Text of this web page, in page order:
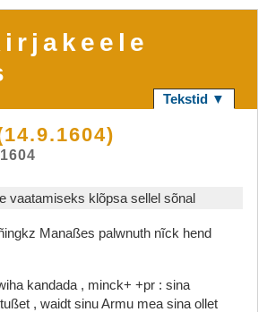
Tekstid ▼
vaatamiseks klõpsa sellel sõnal
Manaßes palwnuth nĩck hend
kandada , minck+ +pr : sina
, waidt sinuArmu mea sina ollet